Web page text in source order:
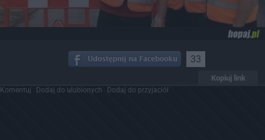
33
Kopiuj link
Komentuj Dodaj do ulubionych Dodaj do przyjaciół